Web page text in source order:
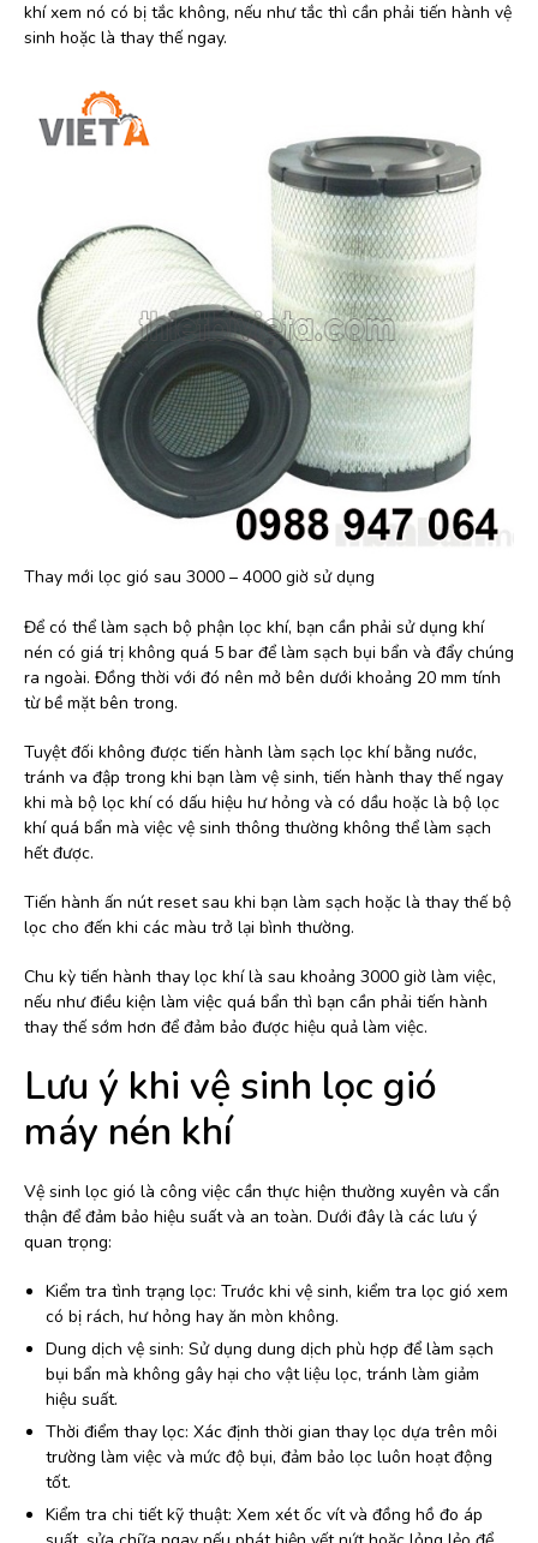
khí xem nó có bị tắc không, nếu như tắc thì cần phải tiến hành vệ
sinh hoặc là thay thế ngay.
Thay mới lọc gió sau 3000 – 4000 giờ sử dụng
Để có thể làm sạch bộ phận lọc khí, bạn cần phải sử dụng khí
nén có giá trị không quá 5 bar để làm sạch bụi bẩn và đẩy chúng
ra ngoài. Đồng thời với đó nên mở bên dưới khoảng 20 mm tính
từ bề mặt bên trong.
Tuyệt đối không được tiến hành làm sạch lọc khí bằng nước,
tránh va đập trong khi bạn làm vệ sinh, tiến hành thay thế ngay
khi mà bộ lọc khí có dấu hiệu hư hỏng và có dầu hoặc là bộ lọc
khí quá bẩn mà việc vệ sinh thông thường không thể làm sạch
hết được.
Tiến hành ấn nút reset sau khi bạn làm sạch hoặc là thay thế bộ
lọc cho đến khi các màu trở lại bình thường.
Chu kỳ tiến hành thay lọc khí là sau khoảng 3000 giờ làm việc,
nếu như điều kiện làm việc quá bẩn thì bạn cần phải tiến hành
thay thế sớm hơn để đảm bảo được hiệu quả làm việc.
Lưu ý khi vệ sinh lọc gió
máy nén khí
Vệ sinh lọc gió là công việc cần thực hiện thường xuyên và cẩn
thận để đảm bảo hiệu suất và an toàn. Dưới đây là các lưu ý
quan trọng:
Kiểm tra tình trạng lọc: Trước khi vệ sinh, kiểm tra lọc gió xem
có bị rách, hư hỏng hay ăn mòn không.
Dung dịch vệ sinh: Sử dụng dung dịch phù hợp để làm sạch
bụi bẩn mà không gây hại cho vật liệu lọc, tránh làm giảm
hiệu suất.
Thời điểm thay lọc: Xác định thời gian thay lọc dựa trên môi
trường làm việc và mức độ bụi, đảm bảo lọc luôn hoạt động
tốt.
Kiểm tra chi tiết kỹ thuật: Xem xét ốc vít và đồng hồ đo áp